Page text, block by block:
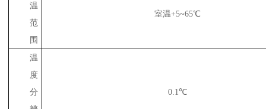
温
范
围
室温+5~65℃
温
度
分
0.1℃